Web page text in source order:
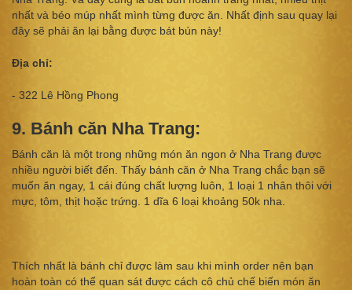
nhất và béo múp nhất mình từng được ăn. Nhất định sau quay lại
đây sẽ phải ăn lại bằng được bát bún này!
Địa chỉ:
- 322 Lê Hồng Phong
9. Bánh căn Nha Trang:
Bánh căn là một trong những món ăn ngon ở Nha Trang được
nhiều người biết đến. Thấy bánh căn ở Nha Trang chắc bạn sẽ
muốn ăn ngay, 1 cái đúng chất lượng luôn, 1 loại 1 nhân thôi với
mực, tôm, thịt hoặc trứng. 1 dĩa 6 loại khoảng 50k nha.
Thích nhất là bánh chỉ được làm sau khi mình order nên bạn
hoàn toàn có thể quan sát được cách cô chủ chế biến món ăn